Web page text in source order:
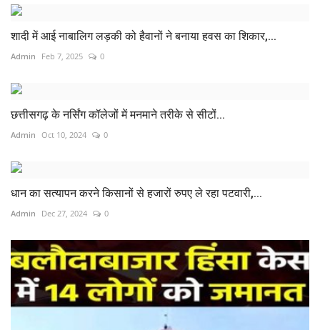
शादी में आई नाबालिग लड़की को हैवानों ने बनाया हवस का शिकार,...
Admin Feb 7, 2025 0
छत्तीसगढ़ के नर्सिंग कॉलेजों में मनमाने तरीके से सीटों...
Admin Oct 10, 2024 0
धान का सत्यापन करने किसानों से हजारों रुपए ले रहा पटवारी,...
Admin Dec 27, 2024 0